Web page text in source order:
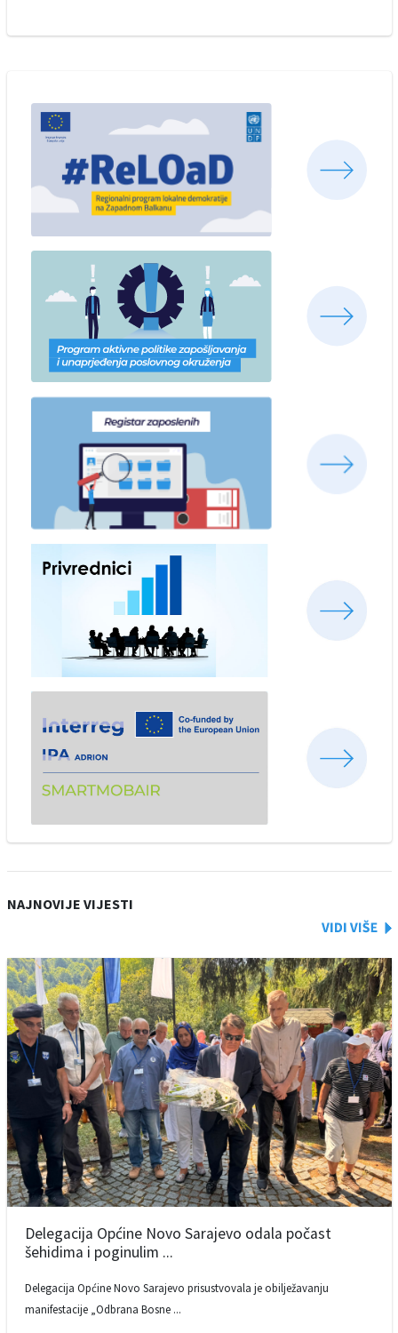
NAJNOVIJE VIJESTI
Delegacija Općine Novo Sarajevo odala počast
šehidima i poginulim ...
Delegacija Općine Novo Sarajevo prisustvovala je obilježavanju
manifestacije „Odbrana Bosne ...